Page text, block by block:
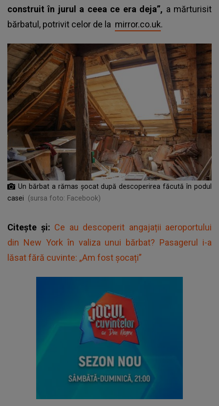
construit în jurul a ceea ce era deja”, a mărturisit
bărbatul, potrivit celor de la mirror.co.uk.
Un bărbat a rămas șocat după descoperirea făcută în podul
casei
(sursa foto: Facebook)
Citește și: Ce au descoperit angajații aeroportului
din New York în valiza unui bărbat? Pasagerul i-a
lăsat fără cuvinte: „Am fost șocați”